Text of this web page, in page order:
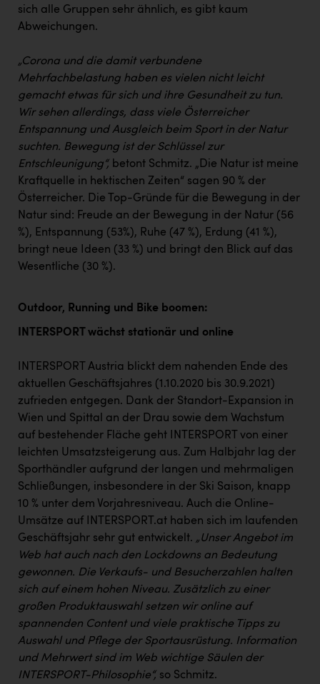
sich alle Gruppen sehr ähnlich, es gibt kaum
Abweichungen.
„Corona und die damit verbundene
Mehrfachbelastung haben es vielen nicht leicht
gemacht etwas für sich und ihre Gesundheit zu tun.
Wir sehen allerdings, dass viele Österreicher
Entspannung und Ausgleich beim Sport in der Natur
suchten. Bewegung ist der Schlüssel zur
Entschleunigung“, betont Schmitz. „Die Natur ist meine
Kraftquelle in hektischen Zeiten“ sagen 90 % der
Österreicher. Die Top-Gründe für die Bewegung in der
Natur sind: Freude an der Bewegung in der Natur (56
%), Entspannung (53%), Ruhe (47 %), Erdung (41 %),
bringt neue Ideen (33 %) und bringt den Blick auf das
Wesentliche (30 %).
Outdoor, Running und Bike boomen:
INTERSPORT wächst stationär und online
INTERSPORT Austria blickt dem nahenden Ende des
aktuellen Geschäftsjahres (1.10.2020 bis 30.9.2021)
zufrieden entgegen. Dank der Standort-Expansion in
Wien und Spittal an der Drau sowie dem Wachstum
auf bestehender Fläche geht INTERSPORT von einer
leichten Umsatzsteigerung aus. Zum Halbjahr lag der
Sporthändler aufgrund der langen und mehrmaligen
Schließungen, insbesondere in der Ski Saison, knapp
10 % unter dem Vorjahresniveau. Auch die Online-
Umsätze auf INTERSPORT.at haben sich im laufenden
Geschäftsjahr sehr gut entwickelt. „Unser Angebot im
Web hat auch nach den Lockdowns an Bedeutung
gewonnen. Die Verkaufs- und Besucherzahlen halten
sich auf einem hohen Niveau. Zusätzlich zu einer
großen Produktauswahl setzen wir online auf
spannenden Content und viele praktische Tipps zu
Auswahl und Pflege der Sportausrüstung. Information
und Mehrwert sind im Web wichtige Säulen der
INTERSPORT-Philosophie“, so Schmitz.